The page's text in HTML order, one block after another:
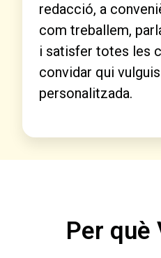
redacció, a
com treballem,
i satisfer totes les
convidar qui
personalitzada.
Per què